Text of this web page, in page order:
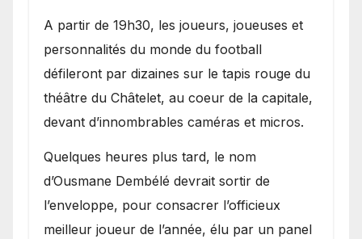
A partir de 19h30, les joueurs, joueuses et
personnalités du monde du football
défileront par dizaines sur le tapis rouge du
théâtre du Châtelet, au coeur de la capitale,
devant d’innombrables caméras et micros.
Quelques heures plus tard, le nom
d’Ousmane Dembélé devrait sortir de
l’enveloppe, pour consacrer l’officieux
meilleur joueur de l’année, élu par un panel